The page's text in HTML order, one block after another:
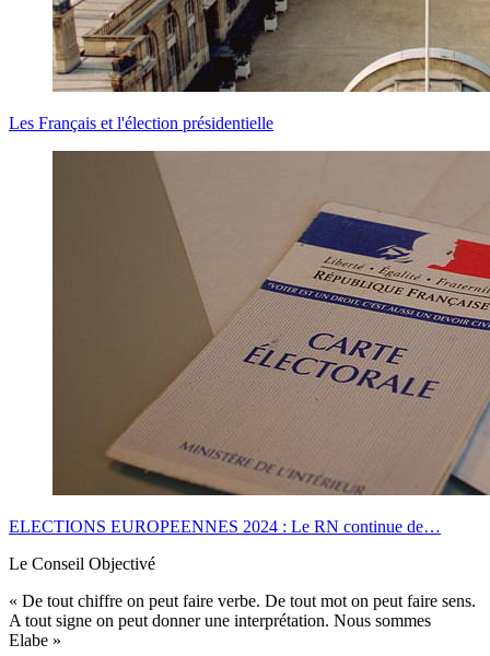
Les Français et l'élection présidentielle
ELECTIONS EUROPEENNES 2024 : Le RN continue de…
Le Conseil Objectivé
« De tout chiffre on peut faire verbe. De tout mot on peut faire sens.
A tout signe on peut donner une interprétation. Nous sommes
Elabe »